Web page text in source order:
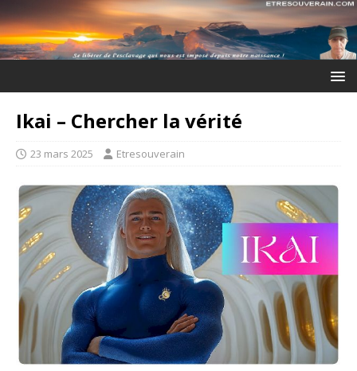
Ikai – Chercher la vérité
23 mars 2025 Etresouverain